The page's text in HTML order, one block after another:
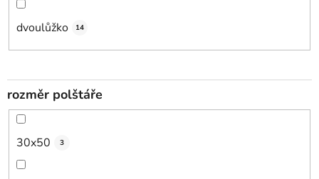
dvoulůžko 14
rozměr polštáře
30x50 3